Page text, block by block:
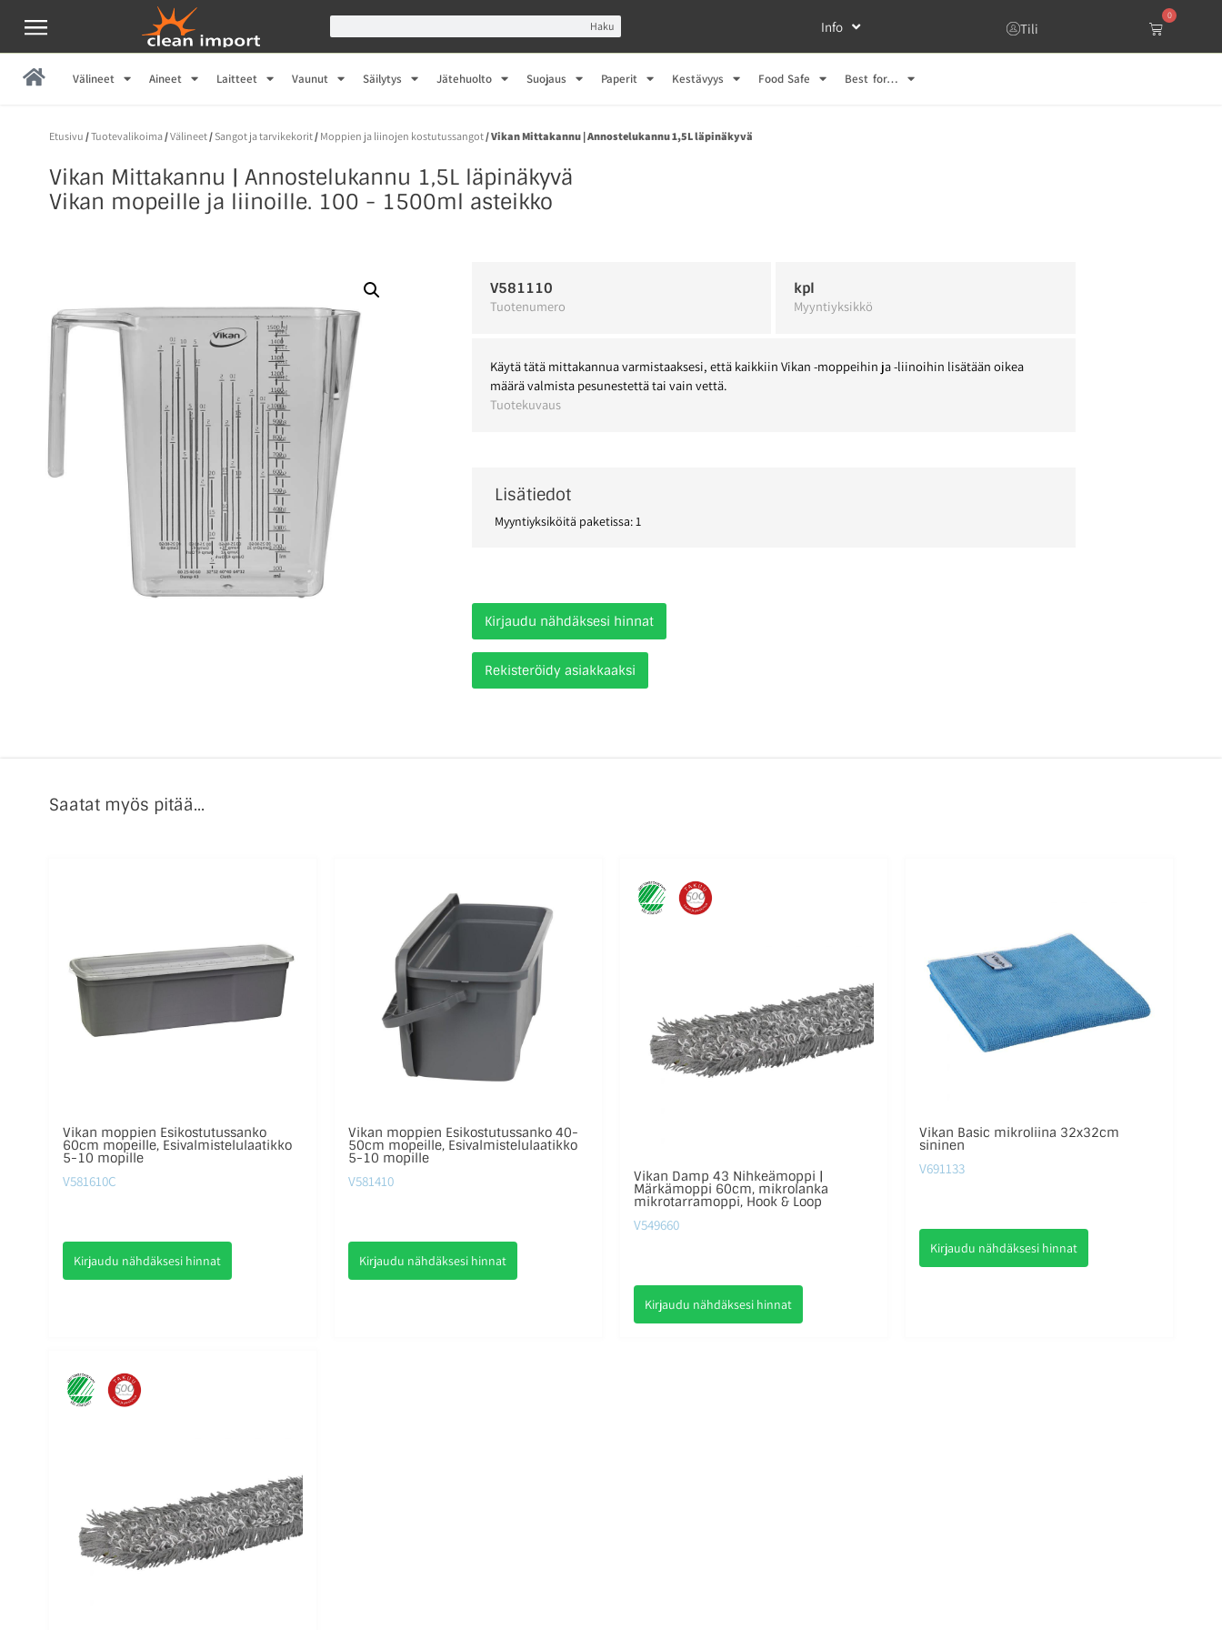
Haku Info Tili
0
Välineet Aineet Laitteet Vaunut Säilytys Jätehuolto Suojaus Paperit Kestävyys Food Safe Best for…
Etusivu /Tuotevalikoima/Välineet/ Sangot ja tarvikekorit/ Moppien ja liinojen kostutussangot/ Vikan Mittakannu | Annostelukannu 1,5L läpinäkyvä
Vikan Mittakannu | Annostelukannu 1,5L läpinäkyvä
Vikan mopeille ja liinoille. 100 - 1500ml asteikko
V581110
Tuotenumero
kpl
Myyntiyksikkö
Käytä tätä mittakannua varmistaaksesi, että kaikkiin Vikan -moppeihin ja -liinoihin lisätään oikea
määrä valmista pesunestettä tai vain vettä.
Tuotekuvaus
Lisätiedot
Myyntiyksiköitä paketissa: 1
Kirjaudu nähdäksesi hinnat
Rekisteröidy asiakkaaksi
Saatat myös pitää...
Vikan moppien Esikostutussanko
60cm mopeille, Esivalmistelulaatikko
5-10 mopille
V581610C
Kirjaudu nähdäksesi hinnat
Vikan moppien Esikostutussanko 40-
50cm mopeille, Esivalmistelulaatikko
5-10 mopille
V581410
Kirjaudu nähdäksesi hinnat
Vikan Damp 43 Nihkeämoppi |
Märkämoppi 60cm, mikrolanka
mikrotarramoppi, Hook & Loop
V549660
Kirjaudu nähdäksesi hinnat
Vikan Basic mikroliina 32x32cm
sininen
V691133
Kirjaudu nähdäksesi hinnat